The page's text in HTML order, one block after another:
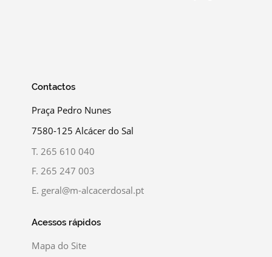
Contactos
Praça Pedro Nunes
7580-125 Alcácer do Sal
T. 265 610 040
F. 265 247 003
E. geral@m-alcacerdosal.pt
Acessos rápidos
Mapa do Site